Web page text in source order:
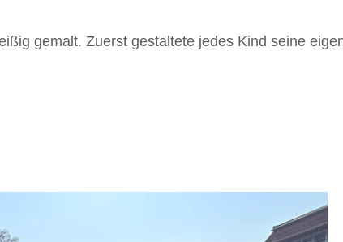
gemalt. Zuerst gestaltete jedes Kind seine